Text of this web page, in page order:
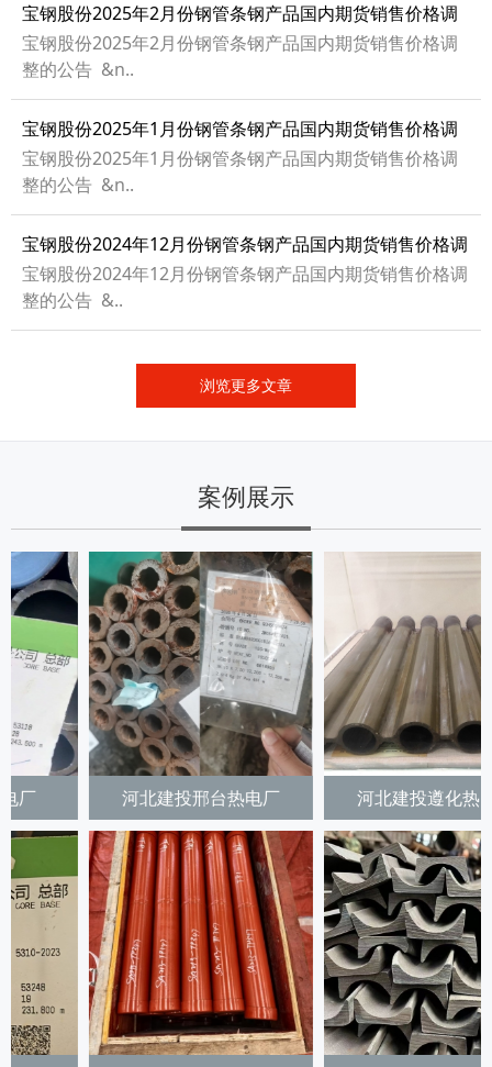
宝钢股份2025年2月份钢管条钢产品国内期货销售价格调
整的公告
宝钢股份2025年2月份钢管条钢产品国内期货销售价格调
整的公告 &n..
宝钢股份2025年1月份钢管条钢产品国内期货销售价格调
整的公告
宝钢股份2025年1月份钢管条钢产品国内期货销售价格调
整的公告 &n..
宝钢股份2024年12月份钢管条钢产品国内期货销售价格调
整的公告
宝钢股份2024年12月份钢管条钢产品国内期货销售价格调
整的公告 &..
浏览更多文章
案例展示
河北建投遵化热电厂 河南金大地公司热电厂